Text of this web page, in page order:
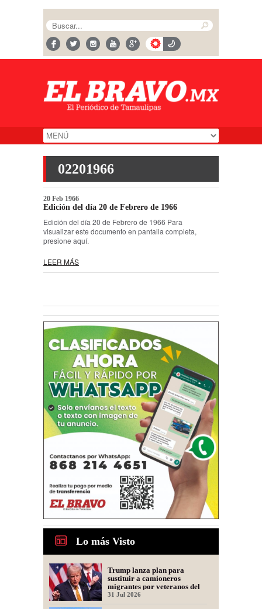
02201966
20 Feb 1966
Edición del día 20 de Febrero de 1966
Edición del día 20 de Febrero de 1966 Para
visualizar este documento en pantalla completa,
presione aquí.
LEER MÁS
Lo más Visto
Trump lanza plan para
sustituir a camioneros
migrantes por veteranos del
Ejército
31 Jul 2026